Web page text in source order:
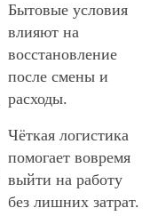
Бытовые условия
влияют на
восстановление
после смены и
расходы.
Чёткая логистика
помогает вовремя
выйти на работу
без лишних затрат.